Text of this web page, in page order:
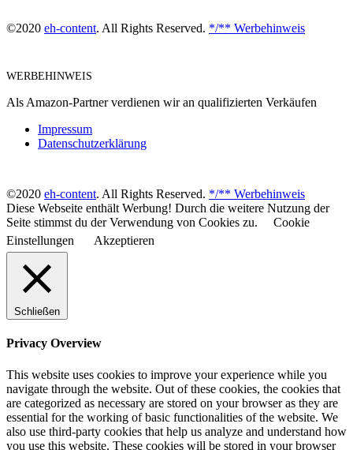
©2020 eh-content. All Rights Reserved. */** Werbehinweis
WERBEHINWEIS
Als Amazon-Partner verdienen wir an qualifizierten Verkäufen
Impressum
Datenschutzerklärung
©2020 eh-content. All Rights Reserved. */** Werbehinweis
Diese Webseite enthält Werbung! Durch die weitere Nutzung der
Seite stimmst du der Verwendung von Cookies zu.
Cookie
Einstellungen
Akzeptieren
Schließen
Privacy Overview
This website uses cookies to improve your experience while you
navigate through the website. Out of these cookies, the cookies that
are categorized as necessary are stored on your browser as they are
essential for the working of basic functionalities of the website. We
also use third-party cookies that help us analyze and understand how
you use this website. These cookies will be stored in your browser